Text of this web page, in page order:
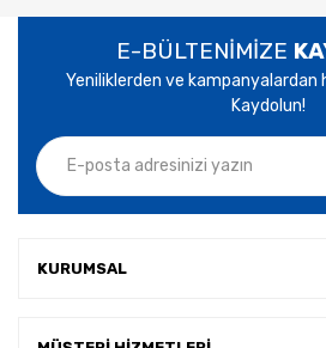
E-BÜLTENİMİZE
Yeniliklerden ve kampanyalardan
Kaydolun!
KURUMSAL